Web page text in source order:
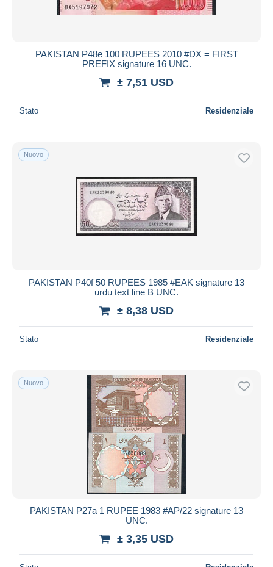
PAKISTAN P48e 100 RUPEES 2010 #DX = FIRST
PREFIX signature 16 UNC.
± 7,51 USD
Stato Residenziale
Nuovo
PAKISTAN P40f 50 RUPEES 1985 #EAK signature 13
urdu text line B UNC.
± 8,38 USD
Stato Residenziale
Nuovo
PAKISTAN P27a 1 RUPEE 1983 #AP/22 signature 13
UNC.
± 3,35 USD